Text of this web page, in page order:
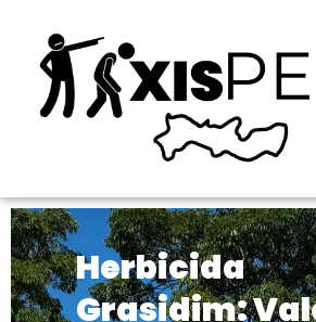
Herbicida
Grasidim: